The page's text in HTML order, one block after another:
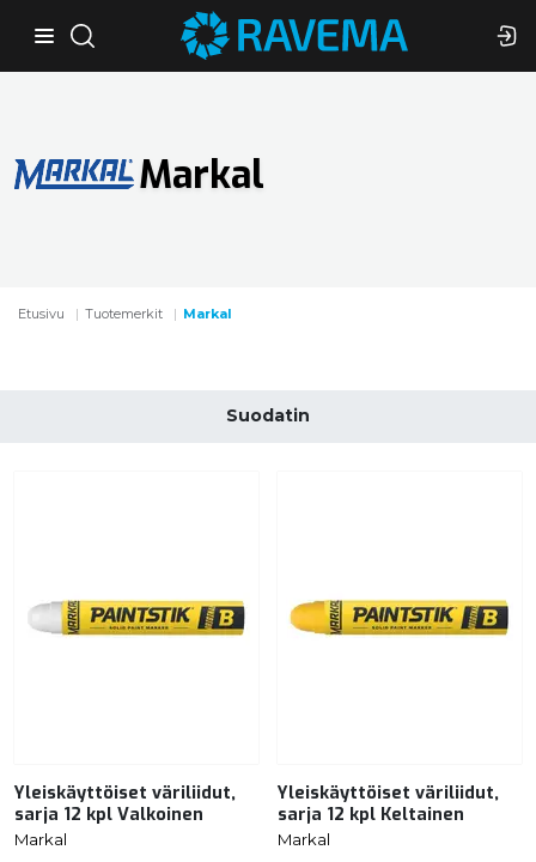
Etusivu Tuotemerkit Markal
Markal
Suodatin
Yleiskäyttöiset väriliidut,
sarja 12 kpl Valkoinen
Markal
Yleiskäyttöiset väriliidut,
sarja 12 kpl Keltainen
Markal